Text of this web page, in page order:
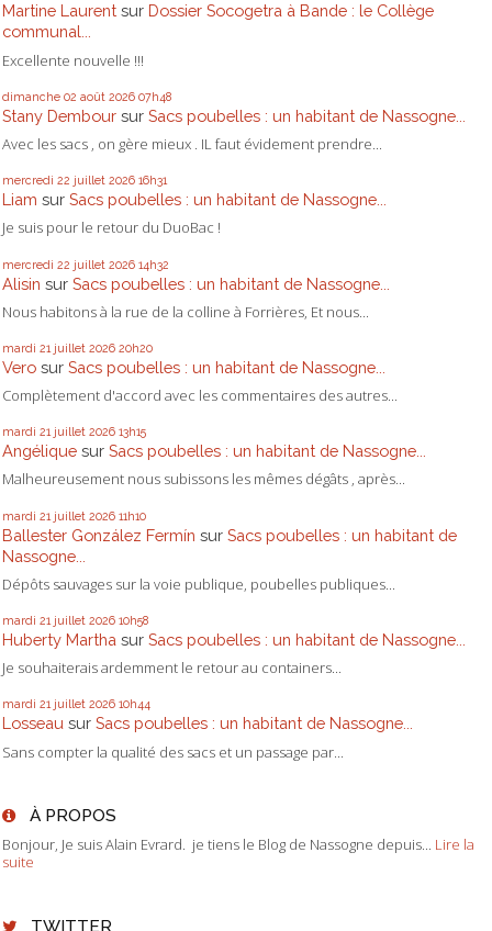
Martine Laurentsur Dossier Socogetra à Bande : le Collège
communal...
Excellente nouvelle !!!
dimanche 02 août 2026 07h48
Stany Dembour sur Sacs poubelles : un habitant de Nassogne...
Avec les sacs , on gère mieux . IL faut évidement prendre...
mercredi 22 juillet 2026 16h31
Liam sur Sacs poubelles : un habitant de Nassogne...
Je suis pour le retour du DuoBac !
mercredi 22 juillet 2026 14h32
Alisin sur Sacs poubelles : un habitant de Nassogne...
Nous habitons à la rue de la colline à Forrières, Et nous...
mardi 21 juillet 2026 20h20
Vero sur Sacs poubelles : un habitant de Nassogne...
Complètement d'accord avec les commentaires des autres...
mardi 21 juillet 2026 13h15
Angélique sur Sacs poubelles : un habitant de Nassogne...
Malheureusement nous subissons les mêmes dégâts , après...
mardi 21 juillet 2026 11h10
Ballester González Fermín sur Sacs poubelles : un habitant de
Nassogne...
Dépôts sauvages sur la voie publique, poubelles publiques...
mardi 21 juillet 2026 10h58
Huberty Martha sur Sacs poubelles : un habitant de Nassogne...
Je souhaiterais ardemment le retour au containers...
mardi 21 juillet 2026 10h44
Losseau sur Sacs poubelles : un habitant de Nassogne...
Sans compter la qualité des sacs et un passage par...
À PROPOS
Bonjour, Je suis Alain Evrard. je tiens le Blog de Nassogne depuis... Lire la
suite
TWITTER